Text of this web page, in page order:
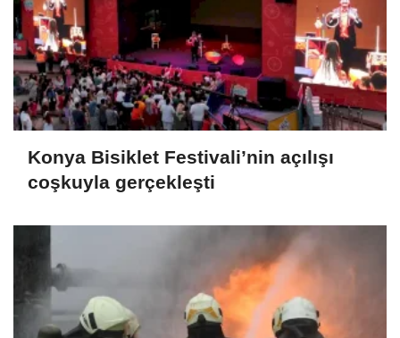
Konya Bisiklet Festivali’nin açılışı
coşkuyla gerçekleşti